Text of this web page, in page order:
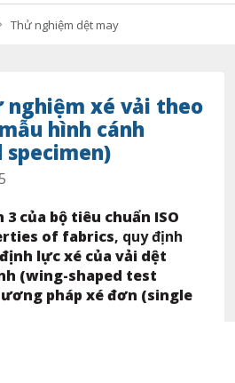
Thử nghiệm dệt may
xé vải theo
hình cánh
specimen)
3 của bộ tiêu chuẩn ISO
of fabrics, quy định
lực xé của vải dệt
(wing-shaped test
pháp xé đơn (single